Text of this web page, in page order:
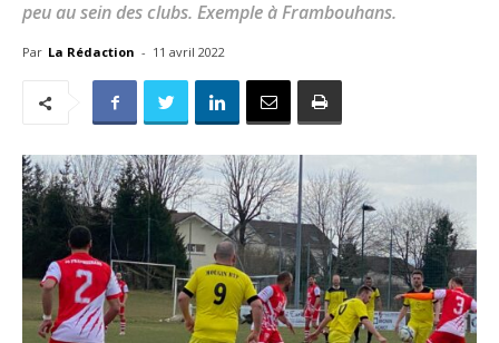
peu au sein des clubs. Exemple à Frambouhans.
Par La Rédaction - 11 avril 2022